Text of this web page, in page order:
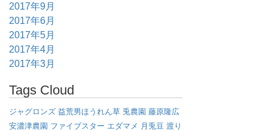
2017年9月
2017年6月
2017年5月
2017年4月
2017年3月
Tags Cloud
ジャグロンズ 益荒男ほうれん草 兎農園 藤原隆広
安濃津農園 ファイブスター エダマメ 月兎豆 渡り